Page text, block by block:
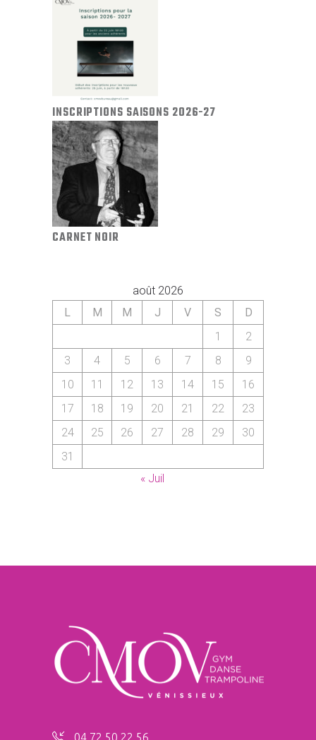
INSCRIPTIONS SAISONS 2026-27
CARNET NOIR
août 2026
L
M M J V S
D
1
2
3
4 5 6 7 8
9
10
11 12 13 14 15
16
17
18 19 20 21 22
23
24
25 26 27 28 29
30
31
« Juil
04 72 50 22 56